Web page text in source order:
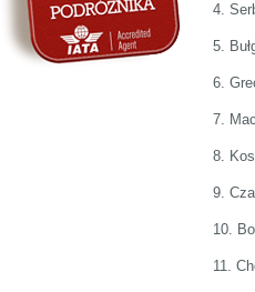
4.
5.
6.
7.
8.
9.
10.
11.